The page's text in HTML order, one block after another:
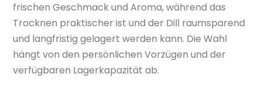
frischen Geschmack und Aroma, während das
Trocknen praktischer ist und der Dill raumsparend
und langfristig gelagert werden kann. Die Wahl
hängt von den persönlichen Vorzügen und der
verfügbaren Lagerkapazität ab.